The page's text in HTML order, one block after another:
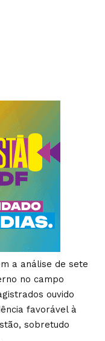
a análise de sete
no campo
ouvido
favorável à
sobretudo